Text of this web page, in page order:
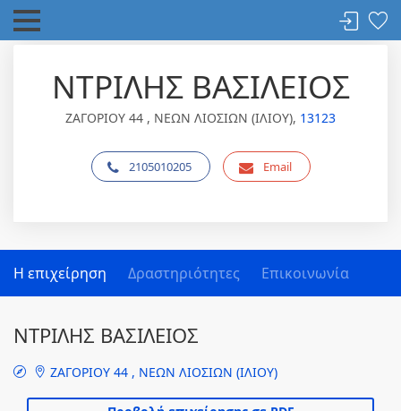
ΝΤΡΙΛΗΣ ΒΑΣΙΛΕΙΟΣ
ΖΑΓΟΡΙΟΥ 44 , ΝΕΩΝ ΛΙΟΣΙΩΝ (ΙΛΙΟΥ), 13123
2105010205 Email
Η επιχείρηση Δραστηριότητες Επικοινωνία
ΝΤΡΙΛΗΣ ΒΑΣΙΛΕΙΟΣ
ΖΑΓΟΡΙΟΥ 44 , ΝΕΩΝ ΛΙΟΣΙΩΝ (ΙΛΙΟΥ)